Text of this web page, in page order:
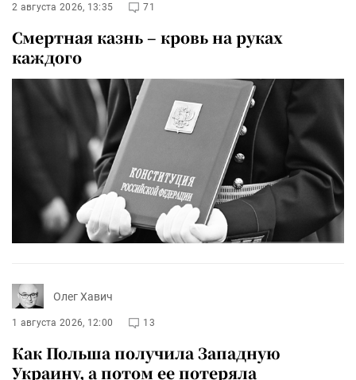
2 августа 2026, 13:35 71
Смертная казнь – кровь на руках
каждого
Олег Хавич
1 августа 2026, 12:00 13
Как Польша получила Западную
Украину, а потом ее потеряла